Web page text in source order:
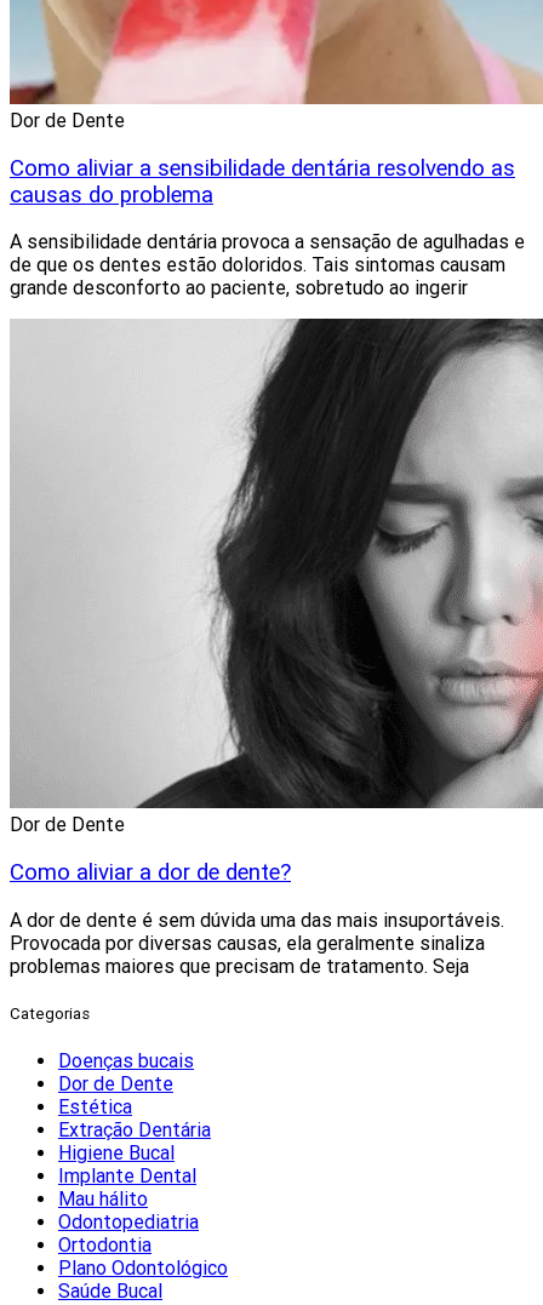
Dor de Dente
Como aliviar a sensibilidade dentária resolvendo as
causas do problema
A sensibilidade dentária provoca a sensação de agulhadas e
de que os dentes estão doloridos. Tais sintomas causam
grande desconforto ao paciente, sobretudo ao ingerir
Dor de Dente
Como aliviar a dor de dente?
A dor de dente é sem dúvida uma das mais insuportáveis.
Provocada por diversas causas, ela geralmente sinaliza
problemas maiores que precisam de tratamento. Seja
Categorias
Doenças bucais
Dor de Dente
Estética
Extração Dentária
Higiene Bucal
Implante Dental
Mau hálito
Odontopediatria
Ortodontia
Plano Odontológico
Saúde Bucal